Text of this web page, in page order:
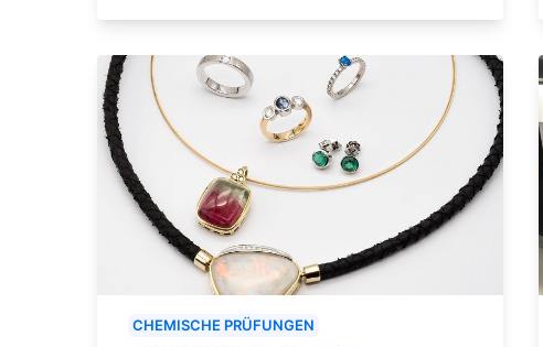
CHEMISCHE PRÜFUNGEN